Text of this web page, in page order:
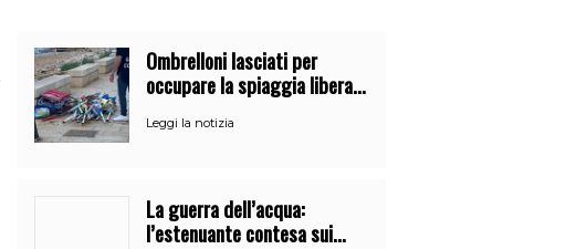
Ombrelloni lasciati per
occupare la spiaggia libera.
Costiera
Leggi la notizia
La guerra dell’acqua:
l’estenuante contesa sui